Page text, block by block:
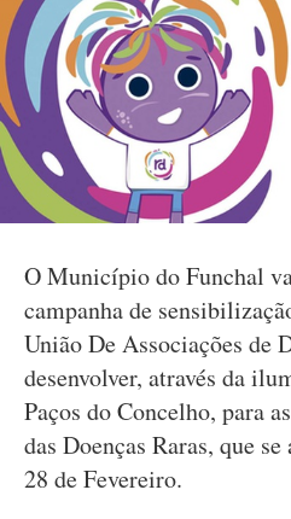
O Município do Funchal
campanha de
União De Associações de
desenvolver, através da
Paços do Concelho, para
das Doenças Raras, que
28 de Fevereiro.